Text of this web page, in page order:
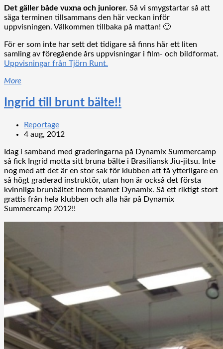
Det gäller både vuxna och juniorer. Så vi smygstartar så att
säga terminen tillsammans den här veckan inför
uppvisningen. Välkommen tillbaka på mattan! 🙂
För er som inte har sett det tidigare så finns här ett liten
samling av föregående års uppvisningar i film- och bildformat.
Uppvisningar från Tjörn Runt.
More
Ingrid till brunt bälte!!
Reportage
4 aug, 2012
Idag i samband med graderingarna på Dynamix Summercamp
så fick Ingrid motta sitt bruna bälte i Brasiliansk Jiu-jitsu. Inte
nog med att det är en stor sak för klubben att få ytterligare en
så högt graderad instruktör, utan hon är också det första
kvinnliga brunbältet inom teamet Dynamix. Så ett riktigt stort
grattis från hela klubben och alla här på Dynamix
Summercamp 2012!!